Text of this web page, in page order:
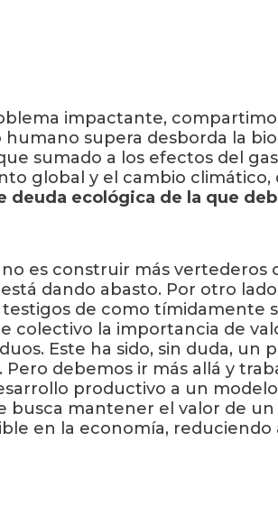
impactante,
humano supera desborda la
sumado a los efectos del
global y el cambio climático,
deuda ecológica de la que
es construir más vertederos
está dando abasto. Por otro
testigos de como tímidamente
colectivo la importancia de
Este ha sido, sin duda, un
debemos ir más allá y
productivo a un
busca mantener el valor de
en la economía, reduciendo